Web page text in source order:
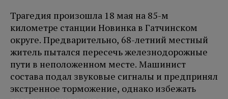
Трагедия произошла 18 мая на 85-м
километре станции Новинка в Гатчинском
округе. Предварительно, 68-летний местный
житель пытался пересечь железнодорожные
пути в неположенном месте. Машинист
состава подал звуковые сигналы и предпринял
экстренное торможение, однако избежать